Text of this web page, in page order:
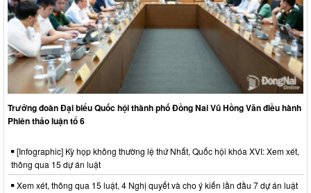
Trưởng đoàn Đại biểu Quốc hội thành phố Đồng Nai Vũ Hồng Văn điều hành
Phiên thảo luận tổ 6
[Infographic] Kỳ họp không thường lệ thứ Nhất, Quốc hội khóa XVI: Xem xét,
thông qua 15 dự án luật
Xem xét, thông qua 15 luật, 4 Nghị quyết và cho ý kiến lần đầu 7 dự án luật